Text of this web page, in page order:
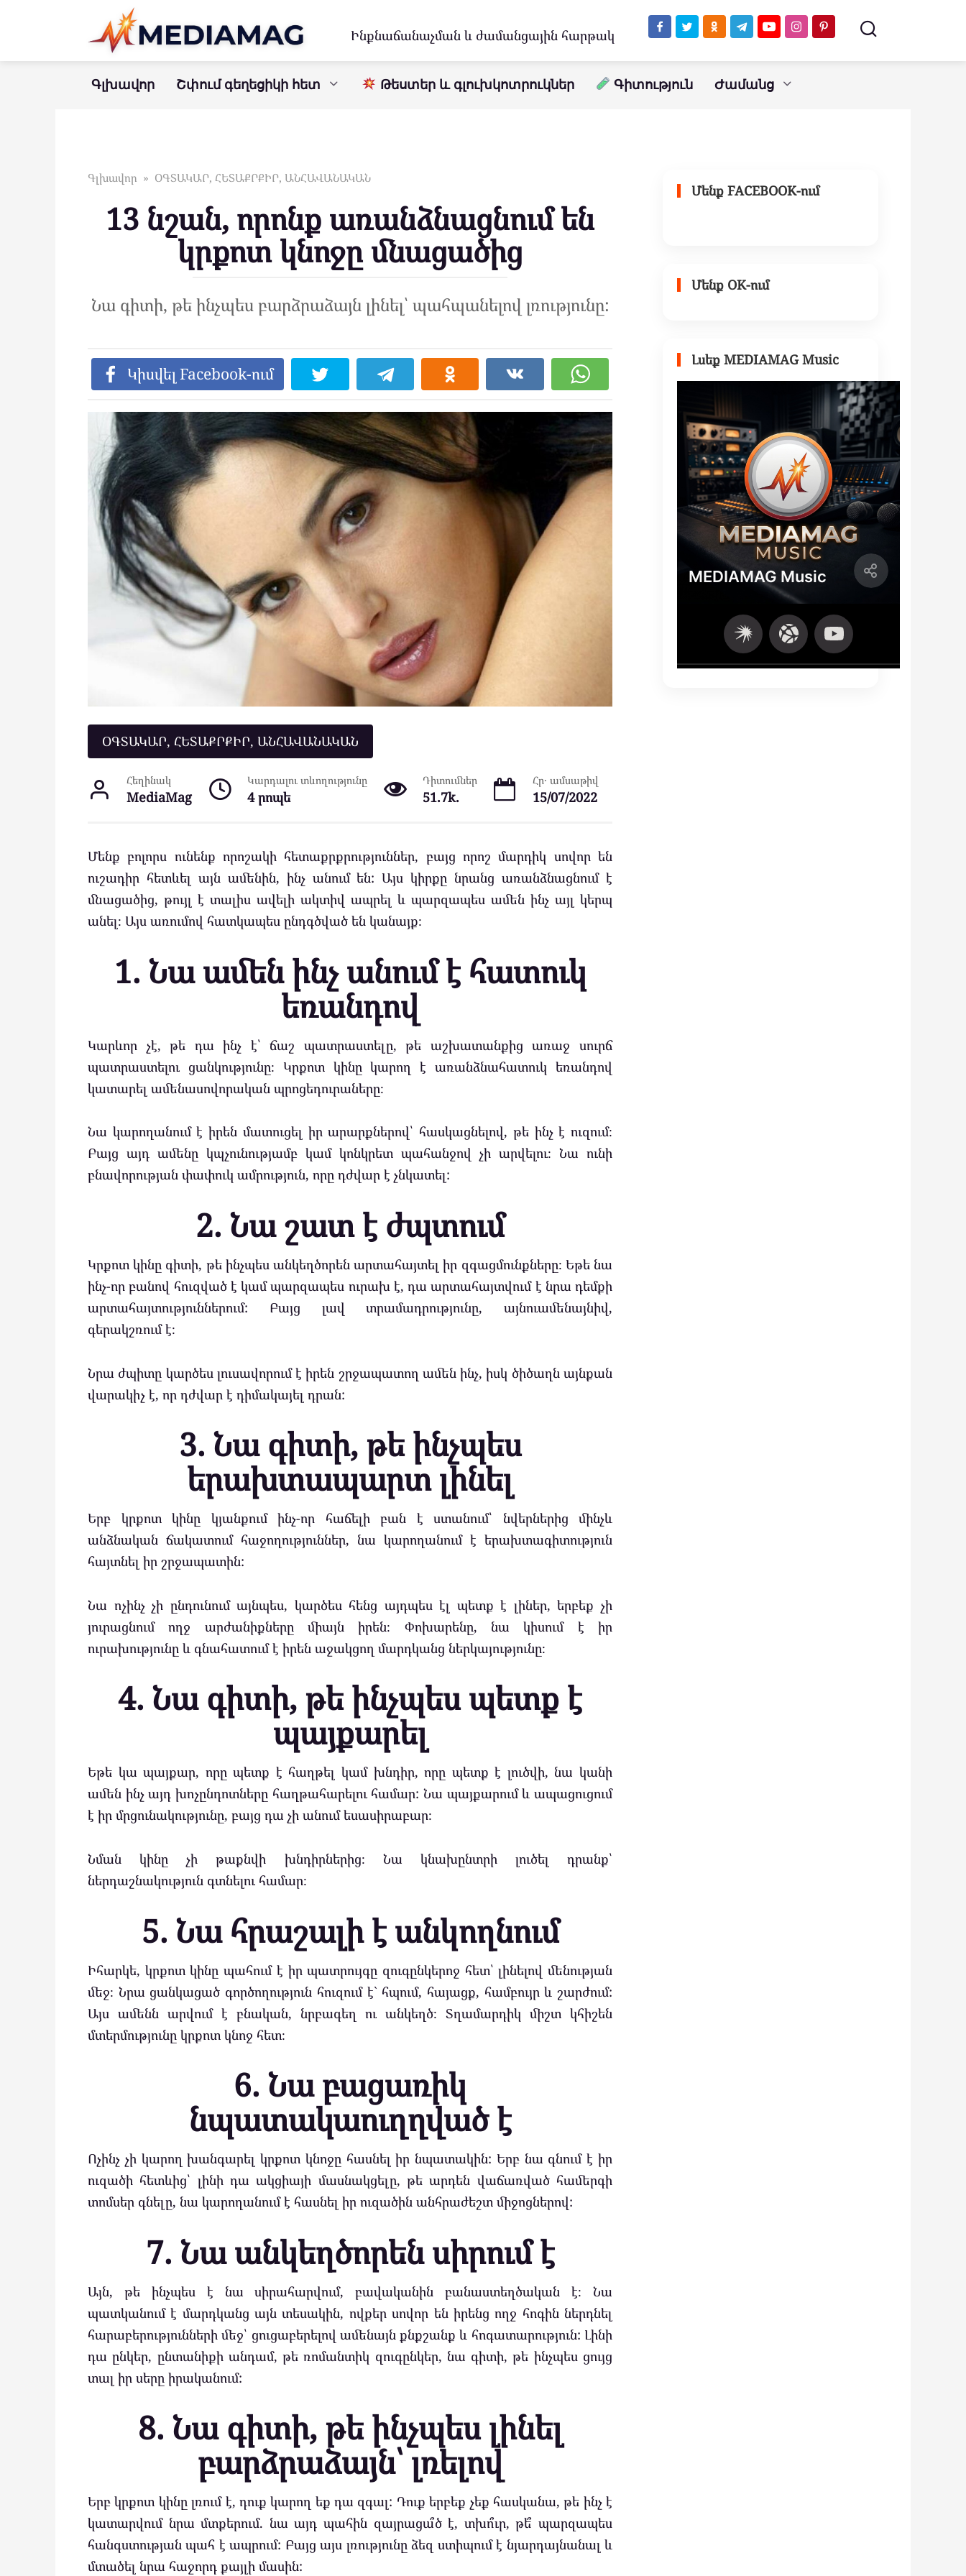
Ինքնաճանաչման և ժամանցային հարթակ
Գլխավոր Շփում գեղեցիկի հետ Թեստեր և գլուխկոտրուկներ Գիտություն Ժամանց
Գլխավոր » ՕԳՏԱԿԱՐ, ՀԵՏԱՔՐՔԻՐ, ԱՆՀԱՎԱՆԱԿԱՆ
13 նշան, որոնք առանձնացնում են
կրքոտ կնոջը մնացածից
Նա գիտի, թե ինչպես բարձրաձայն լինել՝ պահպանելով լռությունը:
Կիսվել Facebook-ում
ՕԳՏԱԿԱՐ, ՀԵՏԱՔՐՔԻՐ, ԱՆՀԱՎԱՆԱԿԱՆ
Հեղինակ
MediaMag
Կարդալու տևողությունը
4 րոպե
Դիտումներ
51.7k.
Հր․ ամսաթիվ
15/07/2022
Մենք բոլորս ունենք որոշակի հետաքրքրություններ, բայց որոշ մարդիկ սովոր են
ուշադիր հետևել այն ամենին, ինչ անում են: Այս կիրքը նրանց առանձնացնում է
մնացածից, թույլ է տալիս ավելի ակտիվ ապրել և պարզապես ամեն ինչ այլ կերպ
անել։ Այս առումով հատկապես ընդգծված են կանայք։
1. Նա ամեն ինչ անում է հատուկ
եռանդով
Կարևոր չէ, թե դա ինչ է՝ ճաշ պատրաստելը, թե աշխատանքից առաջ սուրճ
պատրաստելու ցանկությունը։ Կրքոտ կինը կարող է առանձնահատուկ եռանդով
կատարել ամենասովորական պրոցեդուրաները։
Նա կարողանում է իրեն մատուցել իր արարքներով՝ հասկացնելով, թե ինչ է ուզում։
Բայց այդ ամենը կպչունությամբ կամ կոնկրետ պահանջով չի արվելու։ Նա ունի
բնավորության փափուկ ամրություն, որը դժվար է չնկատել:
2. Նա շատ է ժպտում
Կրքոտ կինը գիտի, թե ինչպես անկեղծորեն արտահայտել իր զգացմունքները։ Եթե ​​նա
ինչ-որ բանով հուզված է կամ պարզապես ուրախ է, դա արտահայտվում է նրա դեմքի
արտահայտություններում: Բայց լավ տրամադրությունը, այնուամենայնիվ,
գերակշռում է։
Նրա ժպիտը կարծես լուսավորում է իրեն շրջապատող ամեն ինչ, իսկ ծիծաղն այնքան
վարակիչ է, որ դժվար է դիմակայել դրան:
3. Նա գիտի, թե ինչպես
երախտապարտ լինել
Երբ կրքոտ կինը կյանքում ինչ-որ հաճելի բան է ստանում՝ նվերներից մինչև
անձնական ճակատում հաջողություններ, նա կարողանում է երախտագիտություն
հայտնել իր շրջապատին:
Նա ոչինչ չի ընդունում այնպես, կարծես հենց այդպես էլ պետք է լիներ, երբեք չի
յուրացնում ողջ արժանիքները միայն իրեն։ Փոխարենը, նա կիսում է իր
ուրախությունը և գնահատում է իրեն աջակցող մարդկանց ներկայությունը։
4. Նա գիտի, թե ինչպես պետք է
պայքարել
Եթե ​​կա պայքար, որը պետք է հաղթել կամ խնդիր, որը պետք է լուծվի, նա կանի
ամեն ինչ այդ խոչընդոտները հաղթահարելու համար: Նա պայքարում և ապացուցում
է իր մրցունակությունը, բայց դա չի անում եսասիրաբար։
Նման կինը չի թաքնվի խնդիրներից։ Նա կնախընտրի լուծել դրանք՝
ներդաշնակություն գտնելու համար։
5. Նա հրաշալի է անկողնում
Իհարկե, կրքոտ կինը պահում է իր պատրույգը զուգընկերոջ հետ՝ լինելով մենության
մեջ։ Նրա ցանկացած գործողություն հուզում է` հպում, հայացք, համբույր և շարժում:
Այս ամենն արվում է բնական, նրբագեղ ու անկեղծ։ Տղամարդիկ միշտ կհիշեն
մտերմությունը կրքոտ կնոջ հետ։
6. Նա բացառիկ
նպատակաուղղված է
Ոչինչ չի կարող խանգարել կրքոտ կնոջը հասնել իր նպատակին: Երբ նա գնում է իր
ուզածի հետևից՝ լինի դա ակցիայի մասնակցելը, թե արդեն վաճառված համերգի
տոմսեր գնելը, նա կարողանում է հասնել իր ուզածին անհրաժեշտ միջոցներով:
7. Նա անկեղծորեն սիրում է
Այն, թե ինչպես է նա սիրահարվում, բավականին բանաստեղծական է։ Նա
պատկանում է մարդկանց այն տեսակին, ովքեր սովոր են իրենց ողջ հոգին ներդնել
հարաբերությունների մեջ՝ ցուցաբերելով ամենայն քնքշանք և հոգատարություն: Լինի
դա ընկեր, ընտանիքի անդամ, թե ռոմանտիկ զուգընկեր, նա գիտի, թե ինչպես ցույց
տալ իր սերը իրականում:
8. Նա գիտի, թե ինչպես լինել
բարձրաձայն՝ լռելով
Երբ կրքոտ կինը լռում է, դուք կարող եք դա զգալ: Դուք երբեք չեք հասկանա, թե ինչ է
կատարվում նրա մտքերում. նա այդ պահին զայրացա՞ծ է, տխո՞ւր, թե՞ պարզապես
հանգստության պահ է ապրում: Բայց այս լռությունը ձեզ ստիպում է նյարդայնանալ և
մտածել նրա հաջորդ քայլի մասին:
Մենք FACEBOOK-ում
Մենք OK-ում
Լսեք MEDIAMAG Music